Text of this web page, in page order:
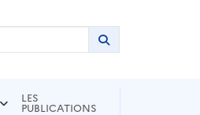
Rechercher
Lancer la
LES
PUBLICATIONS